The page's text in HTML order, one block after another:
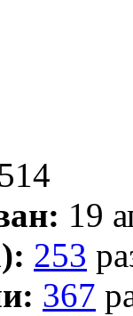
19
253
367